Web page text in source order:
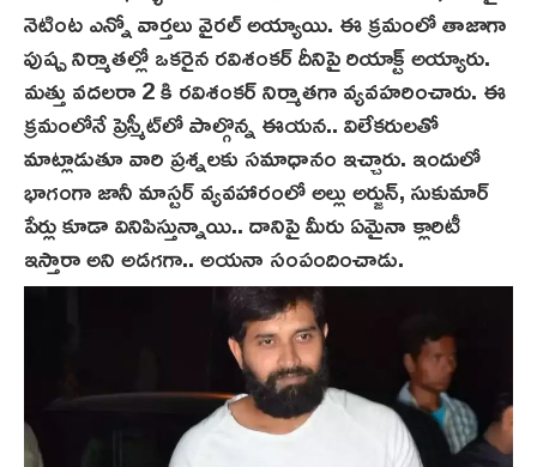
నెటింట‌ ఎన్నో వార్తలు వైరల్ అయ్యాయి. ఈ క్రమంలో తాజాగా
పుష్ప నిర్మాతల్లో ఒకరైన రవిశంకర్ దీనిపై రియాక్ట్ అయ్యారు.
మత్తు వదలరా 2 కి రవిశంకర్ నిర్మాతగా వ్యవహరించారు. ఈ
క్రమంలోనే ప్రెస్మీట్‌లో పాల్గొన్న ఈయన.. విలేకరులతో
మాట్లాడుతూ వారి ప్రశ్నలకు సమాధానం ఇచ్చారు. ఇందులో
భాగంగా జానీ మాస్టర్ వ్యవహారంలో అల్లు అర్జున్, సుకుమార్‌
పేర్లు కూడా వినిపిస్తున్నాయి.. దానిపై మీరు ఏమైనా క్లారిటీ
ఇస్తారా అని అడగగా.. అయ‌నా సంపందించాడు.